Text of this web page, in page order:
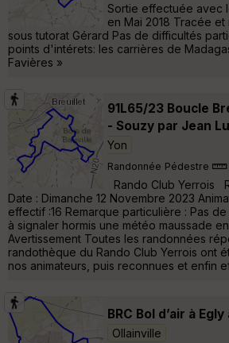
Sortie effectuée avec
en Mai 2018 Tracée
sous tutorat Gérard Pas de difficultés
points d'intérets: les carrières de
Favières »
91L65/23 Boucle
- Souzy par Jean
Yon
Randonnée Pédestre
Rando Club Yerrois
Date : Dimanche 12 Novembre 2023
effectif :16 Remarque particulière : Pas
à signaler hormis une météo maussade
Avertissement Toutes les randonnées
randothèque du Rando Club Yerrois ont
nos animateurs, puis reconnues et enfin
BRC Bol d’air à
Ollainville